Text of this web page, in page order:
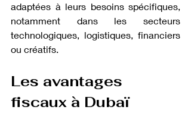
adaptées à leurs besoins spécifiques,
notamment dans les secteurs
technologiques, logistiques, financiers
ou créatifs.
Les avantages
fiscaux à Dubaï